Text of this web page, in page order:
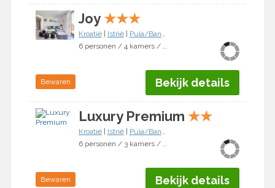
Joy ★★★
Kroatië| Istrië| Pula/Banjole
6 personen / 4 kamers / 3 slaapkamers
Bewaren Bekijk details
Luxury Premium ★★
Kroatië| Istrië| Pula/Banjole
6 personen / 3 kamers / 2 slaapkamers
Bewaren Bekijk details